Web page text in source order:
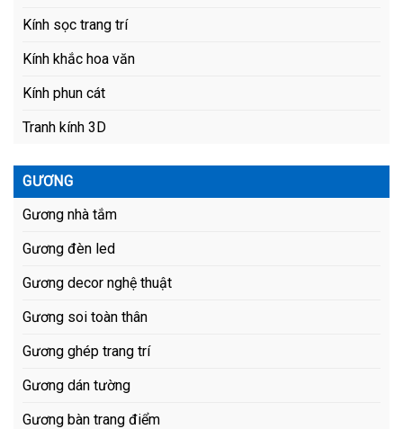
Kính sọc trang trí
Kính khắc hoa văn
Kính phun cát
Tranh kính 3D
GƯƠNG
Gương nhà tắm
Gương đèn led
Gương decor nghệ thuật
Gương soi toàn thân
Gương ghép trang trí
Gương dán tường
Gương bàn trang điểm